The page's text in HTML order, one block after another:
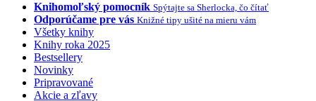
Knihomoľský pomocník Spýtajte sa Sherlocka, čo čítať
Odporúčame pre vás Knižné tipy ušité na mieru vám
Všetky knihy
Knihy roka 2025
Bestsellery
Novinky
Pripravované
Akcie a zľavy